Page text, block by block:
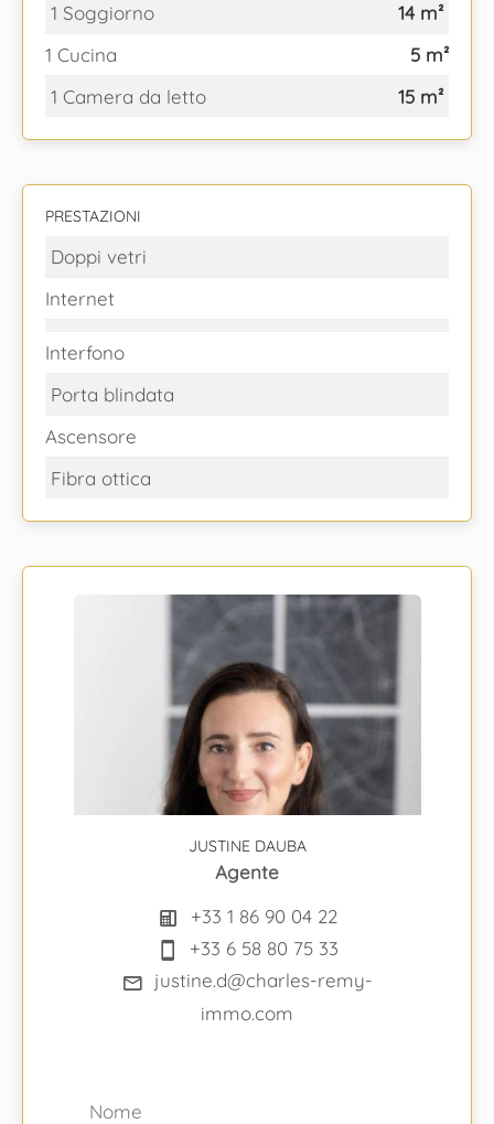
1 Soggiorno
14 m²
1 Cucina
5 m²
1 Camera da letto
15 m²
PRESTAZIONI
Doppi vetri
Internet
Interfono
Porta blindata
Ascensore
Fibra ottica
JUSTINE DAUBA
Agente
+33 1 86 90 04 22
+33 6 58 80 75 33
justine.d@charles-remy-
immo.com